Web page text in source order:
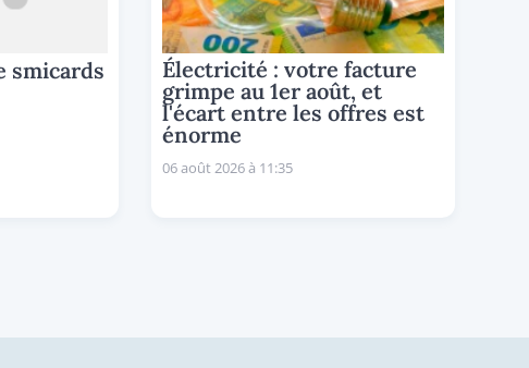
smicards
Électricité : votre facture
grimpe au 1er août, et
l'écart entre les offres est
énorme
06 août 2026 à 11:35